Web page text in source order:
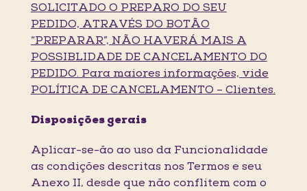
SOLICITADO O PREPARO DO SEU
PEDIDO, ATRAVÉS DO BOTÃO
“PREPARAR”, NÃO HAVERÁ MAIS A
POSSIBLIDADE DE CANCELAMENTO DO
PEDIDO. Para maiores informações, vide
POLÍTICA DE CANCELAMENTO – Clientes.
Disposições gerais
Aplicar-se-ão ao uso da Funcionalidade
as condições descritas nos Termos e seu
Anexo II, desde que não conflitem com o